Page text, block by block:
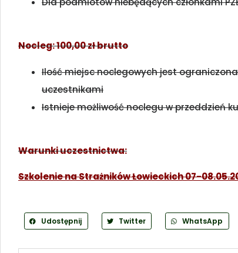
Nocleg: 100,00 zł brutto
Ilość miejsc noclegowych jest
uczestnikami
Istnieje możliwość noclegu w przeddzień
Warunki uczestnictwa:
Szkolenie na Strażników Łowieckich 07-
Udostępnij Twitter WhatsApp